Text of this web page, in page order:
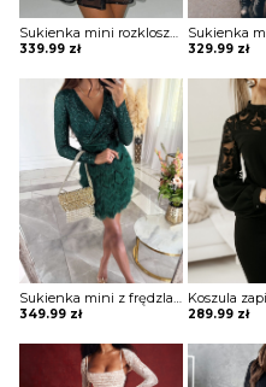
Sukienka mini rozkloszowana bez ramiączek Zahariea
339.99 zł 329.99 zł
Sukienka mini z frędzlami na spódnicy Potita
349.99 zł 289.99 zł